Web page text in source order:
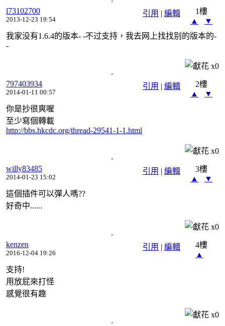
引用 | 編輯
l73102700
2013-12-23 19:54
1樓
▲
▼
我家没有1.6.4的版本- -不过支持，我去网上找找别的版本的-
-
x0
引用 | 編輯
797403934
2014-01-11 00:57
2樓
▲
▼
你是抄很爽喔
至少寫個轉載
http://bbs.hkcdc.org/thread-29541-1-1.html
x0
引用 | 編輯
willy83485
2014-01-23 15:02
3樓
▲
▼
這個插件可以彈人嗎??
好奇中......
x0
引用 | 編輯
kenzen
2016-12-04 19:26
4樓
▲
支持!
用放屁來打怪
感覺很有趣
x0